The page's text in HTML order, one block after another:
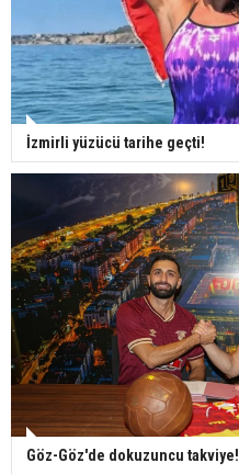
İzmirli yüzücü tarihe geçti!
Göz-Göz'de dokuzuncu takviye!